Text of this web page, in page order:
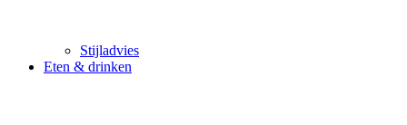
Stijladvies
Eten & drinken